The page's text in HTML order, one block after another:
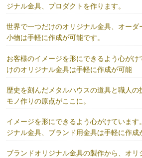
ジナル金具、プロダクトを作ります。
世界で一つだけのオリジナル金具、オー
小物は手軽に作成が可能です。
お客様のイメージを形にできるよう心が
けのオリジナル金具は手軽に作成が可能
歴史を刻んだメタルハウスの道具と職人
モノ作りの原点がここに。
イメージを形にできるよう心がけています
ジナル金具、ブランド用金具は手軽に作成
ブランドオリジナル金具の製作から、オ